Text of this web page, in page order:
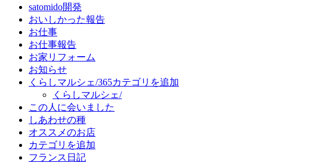
satomido開発
おいしかった報告
お仕事
お仕事報告
お家リフォーム
お知らせ
くらしマルシェ/365カテゴリを追加
くらしマルシェ/
この人に会いました
しあわせの種
オススメのお店
カテゴリを追加
フランス日記